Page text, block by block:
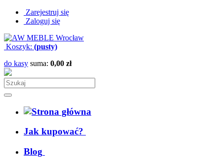
Zarejestruj się
Zaloguj się
Koszyk: (pusty)
do kasy suma: 0,00 zł
Jak kupować?
Blog